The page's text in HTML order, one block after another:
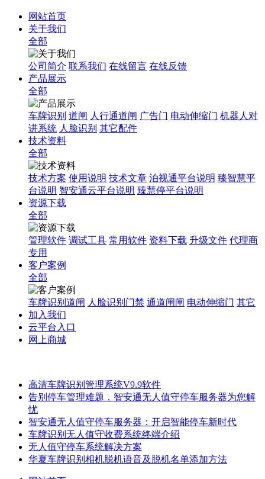
网站首页
关于我们
全部
公司简介 联系我们 在线留言 在线反馈
产品展示
全部
车牌识别 道闸 人行通道闸 广告门 电动伸缩门 机器人对
讲系统 人脸识别 其它配件
技术资料
全部
技术方案 使用说明 技术文章 泊视通平台说明 臻智慧平
台说明 智安通云平台说明 臻慧停平台说明
资源下载
全部
管理软件 调试工具 常用软件 资料下载 升级文件 代理商
专用
客户案例
全部
车牌识别道闸 人脸识别门禁 通道闸闸 电动伸缩门 其它
加入我们
云平台入口
网上商城
高清车牌识别管理系统V9.9软件
告别停车管理难题，智安通无人值守停车服务器为您解
忧
智安通无人值守停车服务器：开启智能停车新时代
车牌识别无人值守收费系统终端介绍
无人值守停车系统解决方案
华夏车牌识别相机脱机语音及脱机名单添加方法